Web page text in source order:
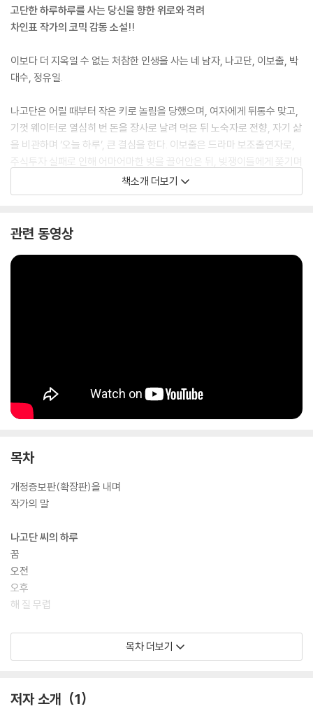
고단한 하루하루를 사는 당신을 향한 위로와 격려
차인표 작가의 코믹 감동 소설!!
이보다 더 지옥일 수 없는 처참한 인생을 사는 네 남자, 나고단, 이보출, 박
대수, 정유일.
나고단은 어릴 때부터 작은 키로 놀림을 당했으며, 여자에게 뒤통수 맞고,
기껏 웨이터로 열심히 번 돈을 장사로 날려 먹은 뒤 노숙자로 전향, 자기 삶
을 비관하며 ‘오늘 하루’, 큰 결심을 한다. 이보출은 드라마 보조출연자로,
주식투자 실패로 인해 어마어마한 빚을 끌어안은 뒤, 빚쟁이들에게 쫓기며
근근이 돈을 모아 아들과 함께 살날을 꿈꾼다. 하지만 ‘오늘 하루’, 보조출
연 팀 반장에게 잘 보이지 못하면 생계가 끊길 위험에 처한다. 박대수는 조
로 딸이 아프기 때문이다. 그래서 꼭 ‘오늘 하루’, 무슨 일이 있어도 그를 잡
책소개 더보기
관련 동영상
목차
개정증보판(확장판)을 내며
작가의 말
나고단 씨의 하루
꿈
오전
오후
해 질 무렵
이보출 씨의 하루
해 질 무렵
목차 더보기
저자 소개 1